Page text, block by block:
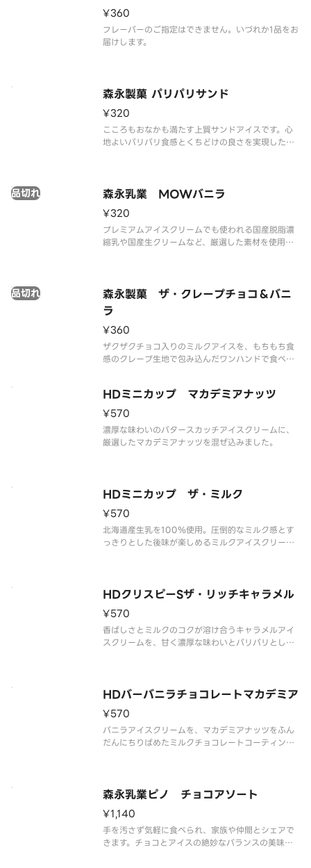
¥360
フレーバーのご指定はできません。いづれか1品をお
届けします。
森永製菓 パリパリサンド
¥320
こころもおなかも満たす上質サンドアイスです。心
地よいパリパリ食感とくちどけの良さを実現したパ
森永乳業 MOWバニラ
品切れ
¥320
プレミアムアイスクリームでも使われる国産脱脂濃
縮乳や国産生クリームなど、厳選した素材を使用し
森永製菓 ザ・クレープチョコ＆バニ
ラ
品切れ
¥360
ザクザクチョコ入りのミルクアイスを、もちもち食
感のクレープ生地で包み込んだワンハンドで食べれ
HDミニカップ マカデミアナッツ
¥570
濃厚な味わいのバタースカッチアイスクリームに、
厳選したマカデミアナッツを混ぜ込みました。
HDミニカップ ザ・ミルク
¥570
北海道産生乳を100％使用。圧倒的なミルク感とす
っきりとした後味が楽しめるミルクアイスクリーム
HDクリスピーSザ・リッチキャラメル
¥570
香ばしさとミルクのコクが溶け合うキャラメルアイ
スクリームを、甘く濃厚な味わいとパリパリとした
HDバーバニラチョコレートマカデミア
¥570
バニラアイスクリームを、マカデミアナッツをふん
だんにちりばめたミルクチョコレートコーティング
森永乳業ピノ チョコアソート
¥1,140
手を汚さず気軽に食べられ、家族や仲間とシェアで
きます。チョコとアイスの絶妙なバランスの美味し